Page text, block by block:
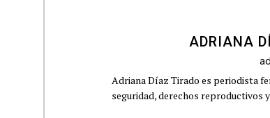
ADRIANA
Adriana Díaz Tirado es periodista
seguridad, derechos reproductivos